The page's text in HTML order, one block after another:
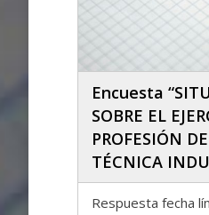
Encuesta
SOBRE EL
PROFESIÓN
TÉCNICA
Respuesta fecha